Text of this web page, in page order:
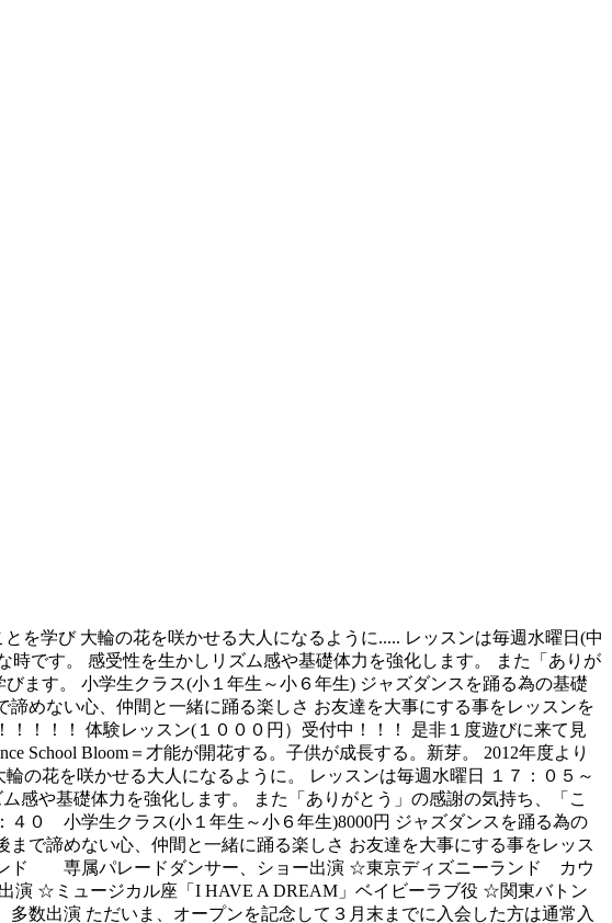
を学び 大輪の花を咲かせる大人になるように..... レッスンは毎週水曜日(中
です。 感受性を生かしリズム感や基礎体力を強化します。 また「ありが
ます。 小学生クラス(小１年生～小６年生) ジャズダンスを踊る為の基礎
めない心、仲間と一緒に踊る楽しさ お友達を大事にする事をレッスンを
！！！ 体験レッスン(１０００円）受付中！！！ 是非１度遊びに来て見
Bloom＝才能が開花する。子供が成長する。新芽。 2012年度より
の花を咲かせる大人になるように。 レッスンは毎週水曜日 １７：０５～
感や基礎体力を強化します。 また「ありがとう」の感謝の気持ち、「こ
０ 小学生クラス(小１年生～小６年生)8000円 ジャズダンスを踊る為の
で諦めない心、仲間と一緒に踊る楽しさ お友達を大事にする事をレッス
ド 専属パレードダンサー、ショー出演 ☆東京ディズニーランド カウ
☆ミュージカル座「I HAVE A DREAM」ベイビーラブ役 ☆関東バトン
出演 ただいま、オープンを記念して３月末までに入会した方は通常入